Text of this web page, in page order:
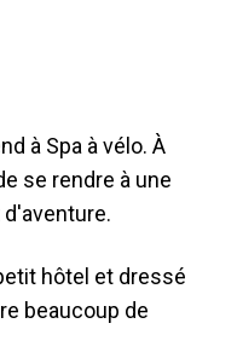
à Spa à vélo. À
se rendre à une
hôtel et dressé
beaucoup de